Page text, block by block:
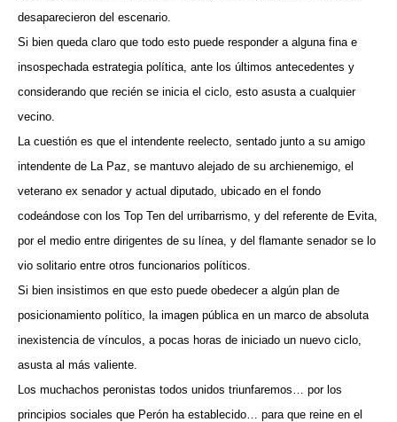
desaparecieron del escenario.
Si bien queda claro que todo esto puede responder a alguna fina e
insospechada estrategia política, ante los últimos antecedentes y
considerando que recién se inicia el ciclo, esto asusta a cualquier
vecino.
La cuestión es que el intendente reelecto, sentado junto a su amigo
intendente de La Paz, se mantuvo alejado de su archienemigo, el
veterano ex senador y actual diputado, ubicado en el fondo
codeándose con los Top Ten del urribarrismo, y del referente de Evita,
por el medio entre dirigentes de su línea, y del flamante senador se lo
vio solitario entre otros funcionarios políticos.
Si bien insistimos en que esto puede obedecer a algún plan de
posicionamiento político, la imagen pública en un marco de absoluta
inexistencia de vínculos, a pocas horas de iniciado un nuevo ciclo,
asusta al más valiente.
Los muchachos peronistas todos unidos triunfaremos… por los
principios sociales que Perón ha establecido… para que reine en el